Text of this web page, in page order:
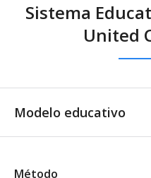
Sistema
United
Modelo educativo
Método